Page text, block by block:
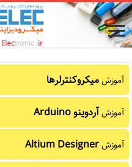
آموزشمیکروکنترلرها
آموزشآردوینو Arduino
آموزشAltium Designer